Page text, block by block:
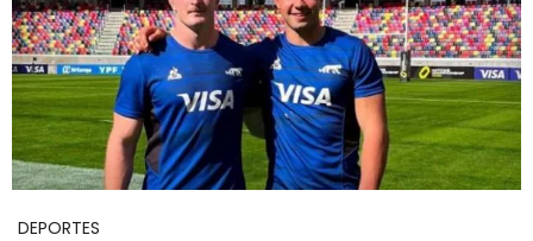
DEPORTES